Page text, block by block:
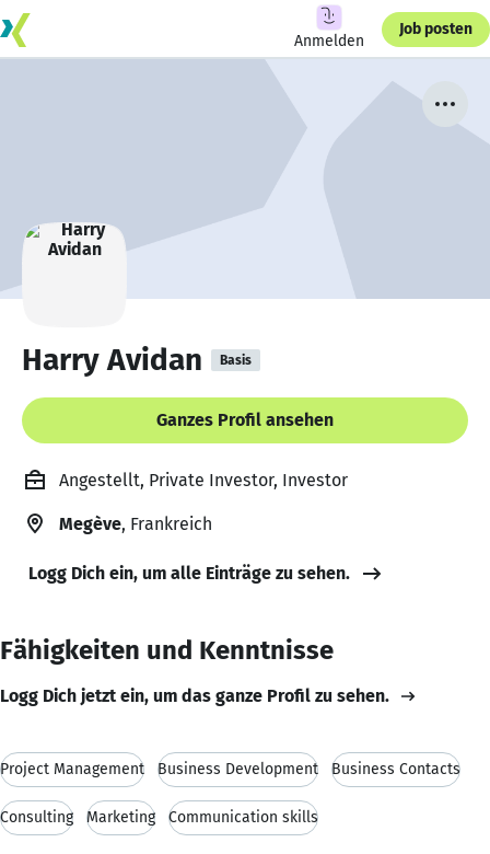
Anmelden
Job posten
Harry Avidan Basis
Ganzes Profil ansehen
Angestellt, Private Investor, Investor
Megève, Frankreich
Logg Dich ein, um alle Einträge zu sehen.
Fähigkeiten und Kenntnisse
Logg Dich jetzt ein, um das ganze Profil zu sehen.
Project Management Business Development Business Contacts
Consulting Marketing Communication skills